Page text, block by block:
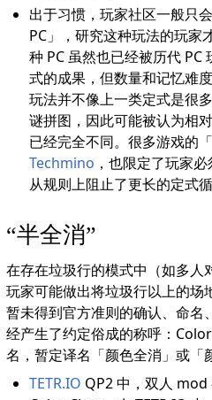
出于习惯，玩家社区一般只
PC」，研究这种玩法的玩家
种 PC 虽然也已经被历代 PC
式的成果，但数量和记忆难
玩法并不像上一类定式是很
谜拼图，因此可能被认为相
已经完全不同。很多游戏的
Techmino ，也限定了玩家
从规则上阻止了更长的定式循
“半全消”
在存在垃圾行的模式中（如多人
玩家可能做出将垃圾行以上的场
暂未得到官方准则的确认、命名
经产生了约定俗成的称呼：
名，暂定译名「颜色全消」或「
TETR.IO QP2 中，双人